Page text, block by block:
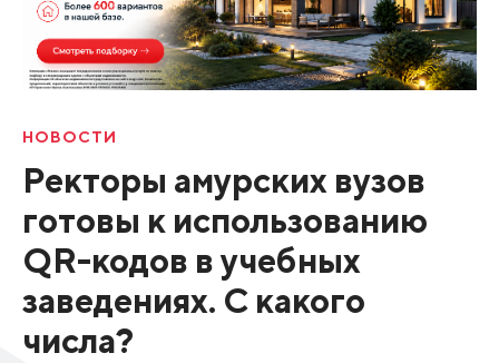
НОВОСТИ
Ректоры амурских вузов
готовы к использованию
QR-кодов в учебных
заведениях. С какого
числа?